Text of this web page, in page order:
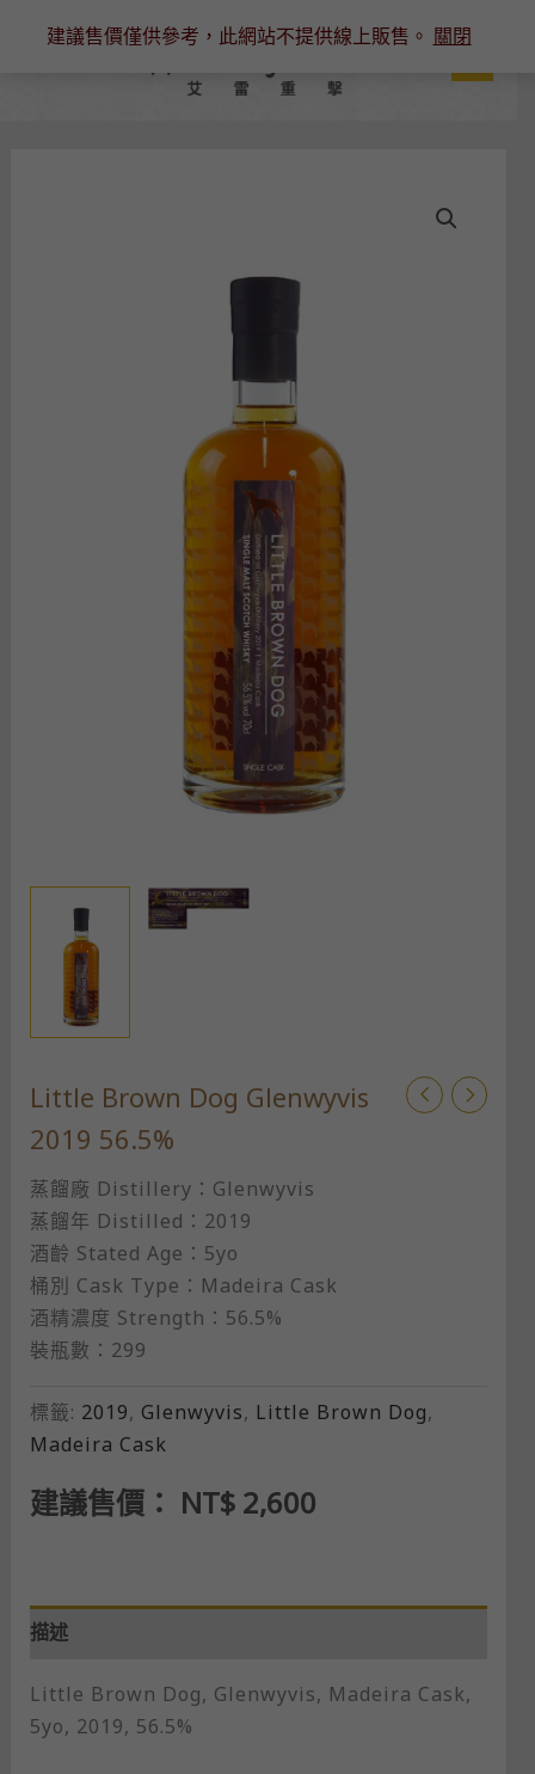
建議售價僅供參考，此網站不提供線上販售。 關閉
Little Brown Dog Glenwyvis
2019 56.5%
蒸餾廠 Distillery：Glenwyvis
蒸餾年 Distilled：2019
酒齡 Stated Age：5yo
桶別 Cask Type：Madeira Cask
酒精濃度 Strength：56.5%
裝瓶數：299
標籤: 2019, Glenwyvis, Little Brown Dog,
Madeira Cask
建議售價： NT$2,600
描述
Little Brown Dog, Glenwyvis, Madeira Cask,
5yo, 2019, 56.5%